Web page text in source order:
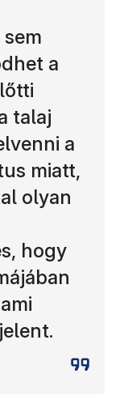
a
talaj
a
miatt,
olyan
hogy